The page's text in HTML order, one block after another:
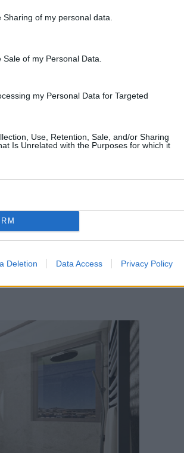
of my personal data.
of my Personal Data.
my Personal Data for Targeted
Use, Retention, Sale, and/or Sharing
Is Unrelated with the Purposes for which it
Deletion Data Access Privacy Policy
ισογείου, όπου η
θα γίνεται με
θα είναι 180
θα διατηρεί
υπόγειο, μέσω
τις δύο κατοικίες θα
στην πίσω πλευρά της